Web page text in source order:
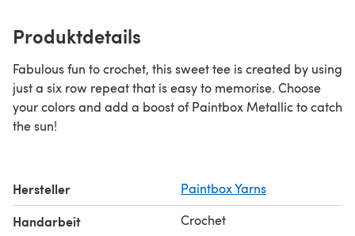
Produktdetails
Fabulous fun to crochet, this sweet tee is created by using
just a six row repeat that is easy to memorise. Choose
your colors and add a boost of Paintbox Metallic to catch
the sun!
Hersteller Paintbox Yarns
Handarbeit Crochet